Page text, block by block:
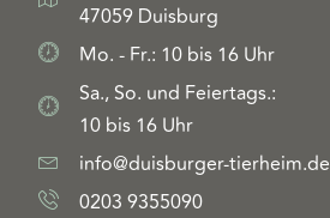
47059 Duisburg
Mo. - Fr.: 10 bis 16 Uhr
Sa., So. und Feiertags.:
10 bis 16 Uhr
info@duisburger-tierheim.de
0203 9355090